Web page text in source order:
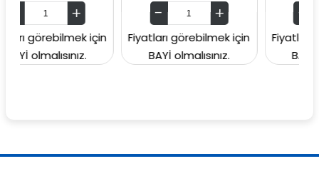
için
Fiyatları görebilmek için
BAYİ olmalısınız.
Fiyatları
BAYİ